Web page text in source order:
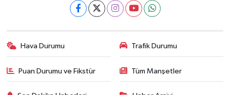
Hava Durumu Trafik Durumu
Puan Durumu ve Fikstür Tüm Manşetler